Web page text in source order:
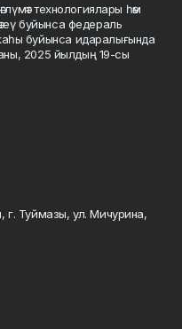
технологиялары һәм
буйынса федераль
буйынса идаралығында
2025 йылдың 19-сы
г. Туймазы, ул. Мичурина,